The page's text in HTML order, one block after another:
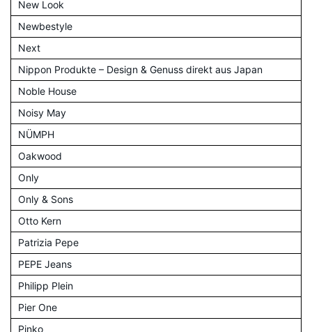
New Look
Newbestyle
Next
Nippon Produkte – Design & Genuss direkt aus Japan
Noble House
Noisy May
NÜMPH
Oakwood
Only
Only & Sons
Otto Kern
Patrizia Pepe
PEPE Jeans
Philipp Plein
Pier One
Pinko